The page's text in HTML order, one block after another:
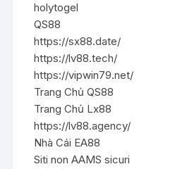
holytogel
QS88
https://sx88.date/
https://lv88.tech/
https://vipwin79.net/
Trang Chủ QS88
Trang Chủ Lx88
https://lv88.agency/
Nhà Cái EA88
Siti non AAMS sicuri